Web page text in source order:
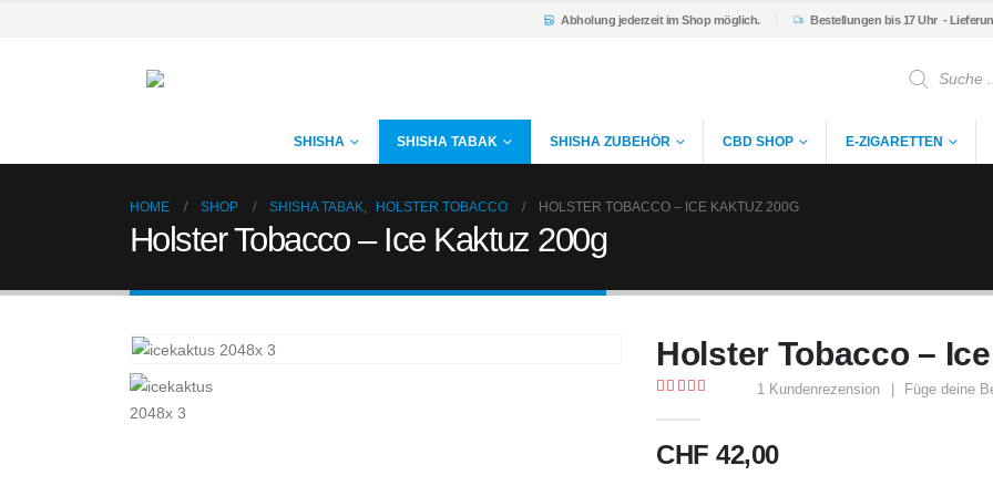
Abholung jederzeit im Shop möglich. Bestellungen bis 17 Uhr-
Products
search
SHISHA SHISHA TABAK SHISHA ZUBEHÖR CBD SHOP E-ZIGARETTEN
HOME SHOP SHISHA TABAK, HOLSTER TOBACCO HOLSTER TOBACCO – ICE KAKTUZ 200G
Holster Tobacco – Ice Kaktuz 200g
Holster Tobacco –
1 Kundenrezension Füge deine
CHF 42,00